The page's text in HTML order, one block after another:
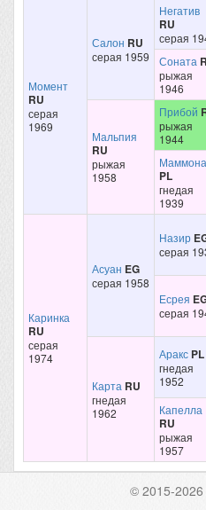
Момент
RU
серая
1969
Салон RU
серая 1959
Негатив
RU
серая
Соната
рыжая
1946
Мальпия
RU
рыжая
1958
Прибой
рыжая
1944
Маммона
PL
гнедая
1939
Каринка
RU
серая
1974
Асуан EG
серая 1958
Назир
серая
Есрея
серая
Карта RU
гнедая
1962
Аракс PL
гнедая
1952
Капелла
RU
рыжая
1957
© 2015-